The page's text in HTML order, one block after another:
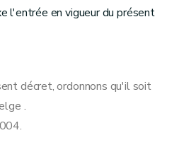
l'entrée en vigueur du présent
décret, ordonnons qu'il soit
.